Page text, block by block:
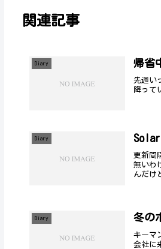
関連記事
Diary 帰省
先週い
降って
Diary
更新間
無いわ
んだけ
Diary 冬の
キーマ
会社に